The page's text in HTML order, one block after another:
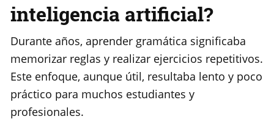
inteligencia artificial?
Durante años, aprender gramática significaba
memorizar reglas y realizar ejercicios repetitivos.
Este enfoque, aunque útil, resultaba lento y poco
práctico para muchos estudiantes y
profesionales.